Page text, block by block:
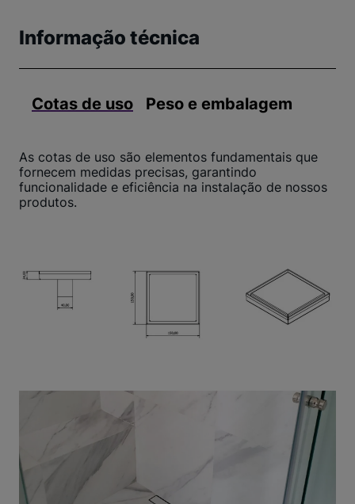
Informação técnica
Cotas de uso Peso e embalagem
As cotas de uso são elementos fundamentais que
fornecem medidas precisas, garantindo
funcionalidade e eficiência na instalação de nossos
produtos.